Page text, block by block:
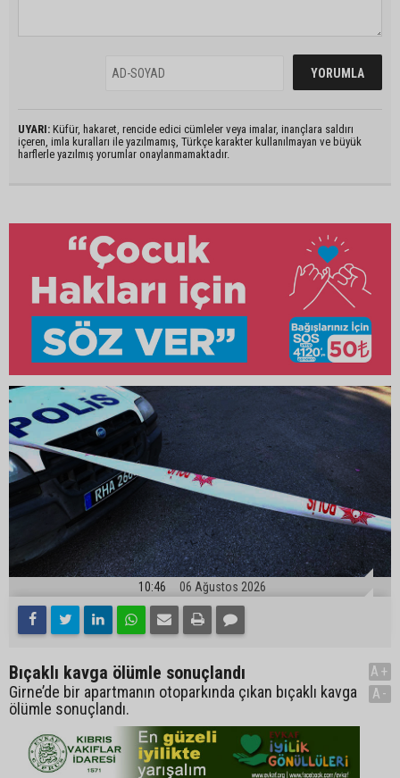
UYARI: Küfür, hakaret, rencide edici cümleler veya imalar, inançlara saldırı
içeren, imla kuralları ile yazılmamış, Türkçe karakter kullanılmayan ve büyük
harflerle yazılmış yorumlar onaylanmamaktadır.
10:46 06 Ağustos 2026
Bıçaklı kavga ölümle sonuçlandı
Girne’de bir apartmanın otoparkında çıkan bıçaklı kavga
ölümle sonuçlandı.
A+
A-